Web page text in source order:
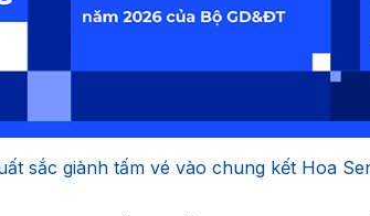
sắc giành tấm vé vào chung kết Hoa